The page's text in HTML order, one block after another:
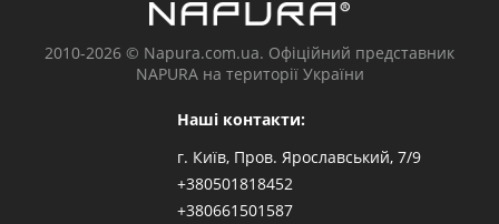
2010-2026 © Napura.com.ua. Офіційний представник
NAPURA на території України
Наші контакти:
г. Київ, Пров. Ярославський, 7/9
+380501818452
+380661501587